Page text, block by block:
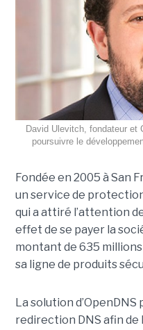
David Ulevitch, fondateur et
poursuivre le
Fondée en 2005 à San
un service de
qui a attiré l’attention
effet de se payer la
montant de 635
sa ligne de produits
La solution
redirection DNS afin